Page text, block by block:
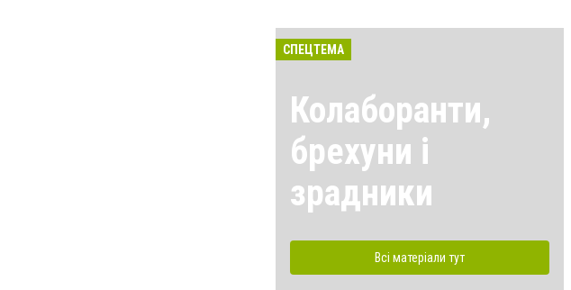
СПЕЦТЕМА
Колаборанти,
брехуни і
зрадники
Всі матеріали тут